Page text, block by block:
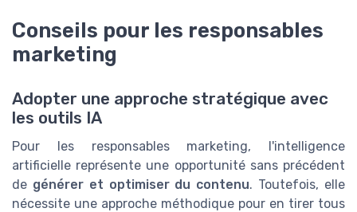
Conseils pour les responsables
marketing
Adopter une approche stratégique avec
les outils IA
Pour les responsables marketing, l'intelligence
artificielle représente une opportunité sans précédent
de générer et optimiser du contenu. Toutefois, elle
nécessite une approche méthodique pour en tirer tous